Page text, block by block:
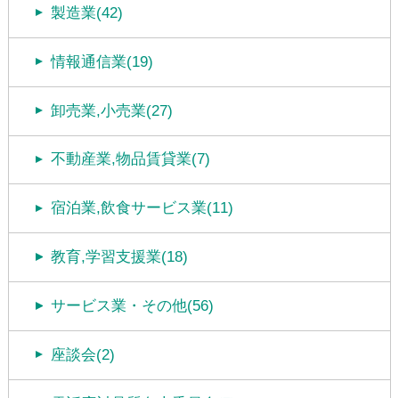
製造業(42)
情報通信業(19)
卸売業,小売業(27)
不動産業,物品賃貸業(7)
宿泊業,飲食サービス業(11)
教育,学習支援業(18)
サービス業・その他(56)
座談会(2)